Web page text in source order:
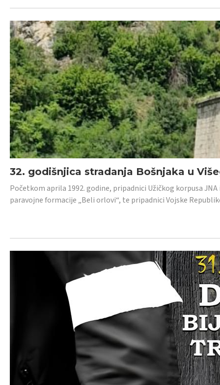
32. godišnjica stradanja Bošnjaka u
Početkom aprila 1992. godine, pripadnici Užičkog korpusa
paravojne formacije „Beli orlovi“, te pripadnici Vojske